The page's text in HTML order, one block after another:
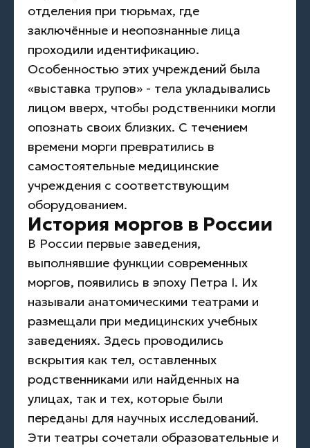
отделения при тюрьмах, где
заключённые и неопознанные лица
проходили идентификацию.
Особенностью этих учреждений была
«выставка трупов» - тела укладывались
лицом вверх, чтобы родственники могли
опознать своих близких. С течением
времени морги превратились в
самостоятельные медицинские
учреждения с соответствующим
оборудованием.
История моргов в России
В России первые заведения,
выполнявшие функции современных
моргов, появились в эпоху Петра I. Их
называли анатомическими театрами и
размещали при медицинских учебных
заведениях. Здесь проводились
вскрытия как тел, оставленных
родственниками или найденных на
улицах, так и тех, которые были
переданы для научных исследований.
Эти театры сочетали образовательные и